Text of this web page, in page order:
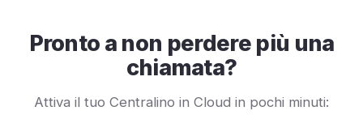
Pronto a non perdere più una
chiamata?
Attiva il tuo Centralino in Cloud in pochi minuti: